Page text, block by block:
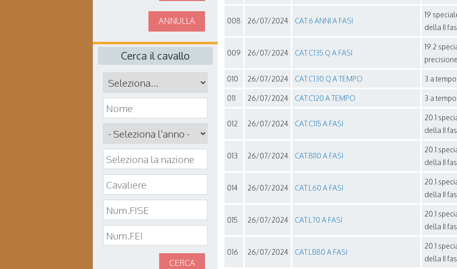
ANNULLA
Cerca il cavallo
CERCA
008 26/07/2024 CAT.6 ANNI A FASI
19
della II
009 26/07/2024 CAT.C135 Q A FASI
19.2
010 26/07/2024 CAT.C130 Q A TEMPO 3 a
011 26/07/2024 CAT.C120 A TEMPO 3 a
012 26/07/2024 CAT.C115 A FASI
20.1
della II
013 26/07/2024 CAT.B110 A FASI
20.1
della II
014 26/07/2024 CAT.L60 A FASI
20.1
della II
015 26/07/2024 CAT.L70 A FASI
20.1
della II
016 26/07/2024 CAT.LB80 A FASI
20.1
della II